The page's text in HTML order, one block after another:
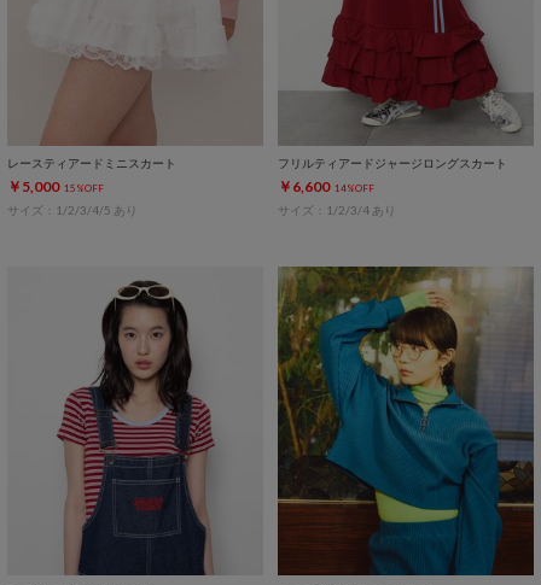
レースティアードミニスカート
￥5,000 15%OFF
サイズ：1/2/3/4/5 あり
フリルティアードジャージロングスカート
￥6,600 14%OFF
サイズ：1/2/3/4 あり